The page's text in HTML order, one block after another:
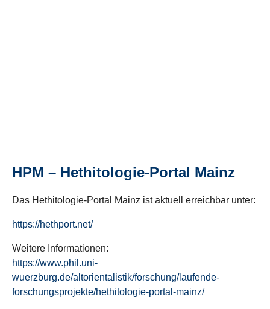
HPM – Hethitologie-Portal Mainz
Das Hethitologie-Portal Mainz ist aktuell erreichbar unter:
https://hethport.net/
Weitere Informationen:
https://www.phil.uni-
wuerzburg.de/altorientalistik/forschung/laufende-
forschungsprojekte/hethitologie-portal-mainz/